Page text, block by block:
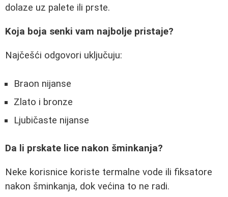
dolaze uz palete ili prste.
Koja boja senki vam najbolje pristaje?
Najčešći odgovori uključuju:
Braon nijanse
Zlato i bronze
Ljubičaste nijanse
Da li prskate lice nakon šminkanja?
Neke korisnice koriste termalne vode ili fiksatore
nakon šminkanja, dok većina to ne radi.